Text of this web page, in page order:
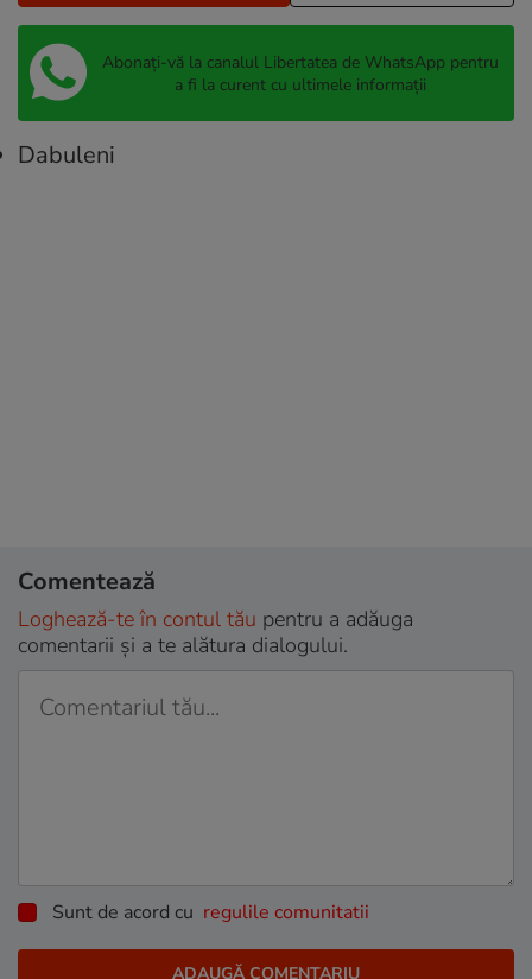
Abonați-vă la canalul Libertatea de WhatsApp pentru
a fi la curent cu ultimele informații
Dabuleni
Comentează
Loghează-te în contul tău pentru a adăuga
comentarii și a te alătura dialogului.
Sunt de acord cu regulile comunitatii